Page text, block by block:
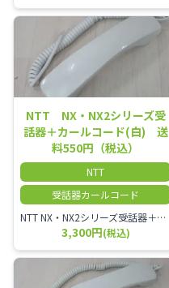
NTT NX・NX2シリーズ受
話器＋カールコード(白) 送
料550円（税込）
NTT
受話器カールコード
NTT NX・NX2シリーズ受話器＋カールコード
3,300円(税込)